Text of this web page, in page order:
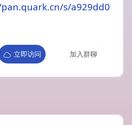
s/a929dd0
立即访问 加入群聊